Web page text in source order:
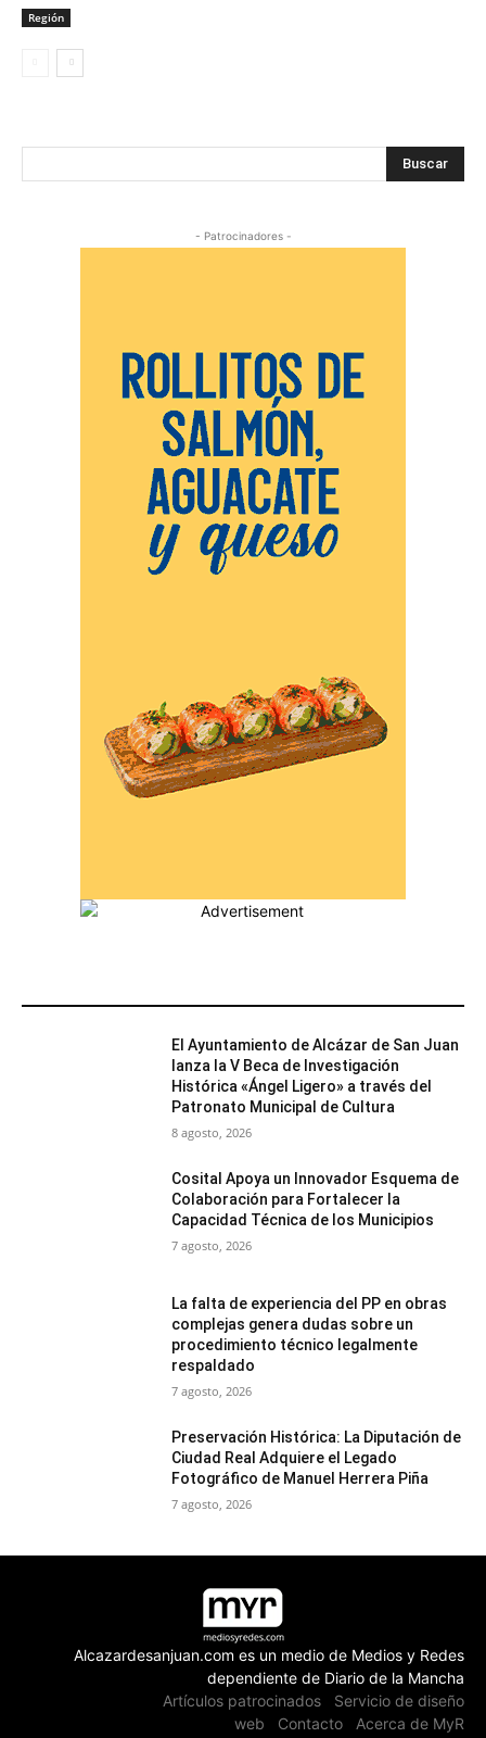
Región
Buscar
- Patrocinadores -
El Ayuntamiento de Alcázar de San Juan
lanza la V Beca de Investigación
Histórica «Ángel Ligero» a través del
Patronato Municipal de Cultura
8 agosto, 2026
Cosital Apoya un Innovador Esquema de
Colaboración para Fortalecer la
Capacidad Técnica de los Municipios
7 agosto, 2026
La falta de experiencia del PP en obras
complejas genera dudas sobre un
procedimiento técnico legalmente
respaldado
7 agosto, 2026
Preservación Histórica: La Diputación de
Ciudad Real Adquiere el Legado
Fotográfico de Manuel Herrera Piña
7 agosto, 2026
Alcazardesanjuan.com es un medio de Medios y Redes
dependiente de Diario de la Mancha
Artículos patrocinados
Servicio de diseño
web
Contacto Acerca de MyR